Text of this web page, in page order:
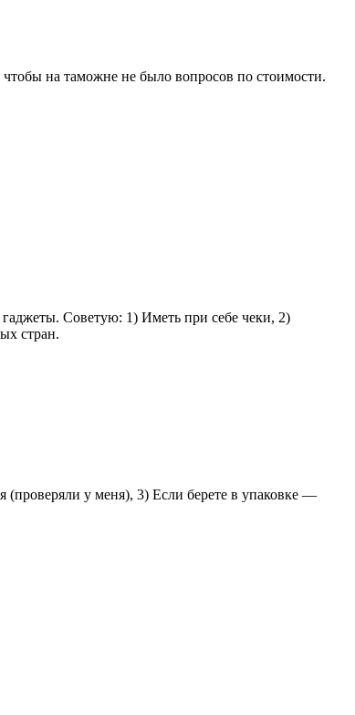
на таможне не было вопросов по стоимости.
Советую: 1) Иметь при себе чеки, 2)
стран.
у меня), 3) Если берете в упаковке —